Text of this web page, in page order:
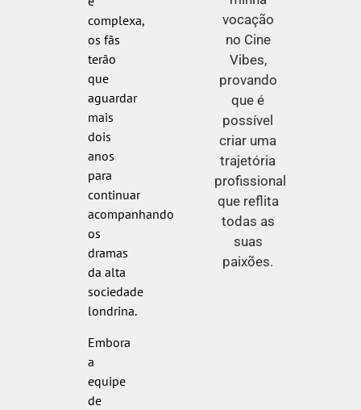
complexa,
os fãs
terão
que
aguardar
mais
dois
anos
para
continuar
acompanhando
os
dramas
da alta
sociedade
londrina.
Embora
a
equipe
de
vocação
no Cine
Vibes,
provando
que é
possível
criar uma
trajetória
profissional
que reflita
todas as
suas
paixões.